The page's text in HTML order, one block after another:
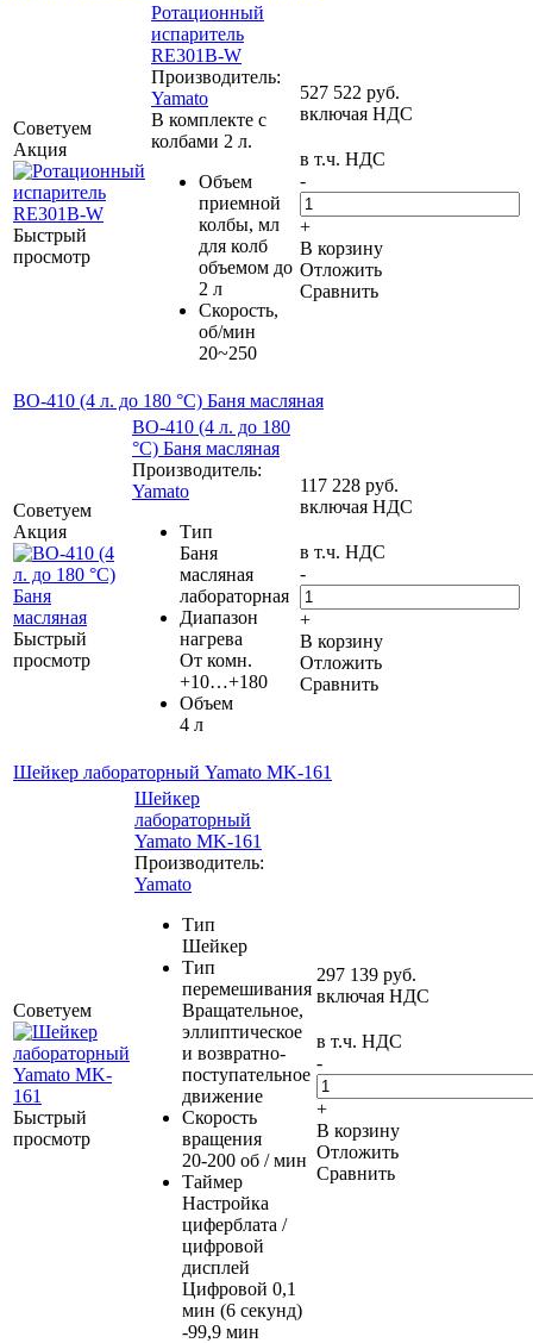
Советуем
Акция
Быстрый
просмотр
Ротационный
испаритель
RE301B-W
Производитель:
Yamato
В комплекте с
колбами 2 л.
Объем
приемной
колбы, мл
для колб
объемом до
2 л
Скорость,
об/мин
20~250
527 522 руб.
включая НДС
в т.ч. НДС
-
+
В корзину
Отложить
Сравнить
BO-410 (4 л. до 180 °C) Баня масляная
Советуем
Акция
Быстрый
просмотр
BO-410 (4 л. до 180
°C) Баня масляная
Производитель:
Yamato
Тип
Баня
масляная
лабораторная
Диапазон
нагрева
От комн.
+10…+180
Объем
4 л
117 228 руб.
включая НДС
в т.ч. НДС
-
+
В корзину
Отложить
Сравнить
Шейкер лабораторный Yamato MK-161
Советуем
Быстрый
просмотр
Шейкер
лабораторный
Yamato MK-161
Производитель:
Yamato
Тип
Шейкер
Тип
перемешивания
Вращательное,
эллиптическое
и возвратно-
поступательное
движение
Скорость
вращения
20-200 об / мин
Таймер
Настройка
циферблата /
цифровой
дисплей
Цифровой 0,1
мин (6 секунд)
-99,9 мин
297 139 руб.
включая НДС
в т.ч. НДС
-
+
В корзину
Отложить
Сравнить